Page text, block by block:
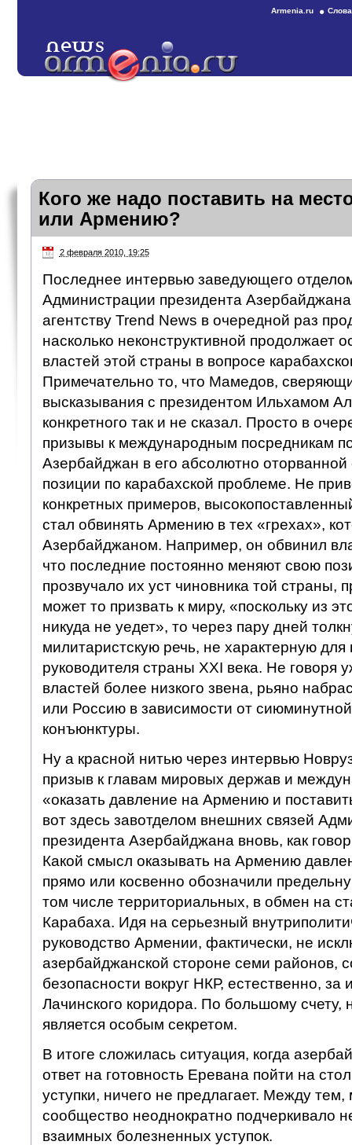
Armenia.ru
Кого же надо поставить на
или Армению?
2 февраля 2010, 19:25
Последнее интервью заведующего
Администрации президента
агентству Trend News в очередной раз
насколько неконструктивной продолжает
властей этой страны в вопросе
Примечательно то, что Мамедов,
высказывания с президентом Ильхамом
конкретного так и не сказал. Просто в
призывы к международным посредникам
Азербайджан в его абсолютно оторванной
позиции по карабахской проблеме. Не
конкретных примеров,
стал обвинять Армению в тех «грехах»,
Азербайджаном. Например, он обвинил
что последние постоянно меняют свою
прозвучало их уст чиновника той страны,
может то призвать к миру, «поскольку из
никуда не уедет», то через пару дней
милитаристскую речь, не характерную для
руководителя страны XXI века. Не говоря
властей более низкого звена, рьяно
или Россию в зависимости от
конъюнктуры.
Ну а красной нитью через интервью
призыв к главам мировых держав и
«оказать давление на Армению и
вот здесь завотделом внешних связей
президента Азербайджана вновь, как
Какой смысл оказывать на Армению
прямо или косвенно обозначили
том числе территориальных, в обмен на
Карабаха. Идя на серьезный
руководство Армении, фактически, не
азербайджанской стороне семи районов,
безопасности вокруг НКР, естественно, за
Лачинского коридора. По большому счету,
является особым секретом.
В итоге сложилась ситуация, когда
ответ на готовность Еревана пойти на
уступки, ничего не предлагает. Между
сообщество неоднократно подчеркивало
взаимных болезненных уступок.